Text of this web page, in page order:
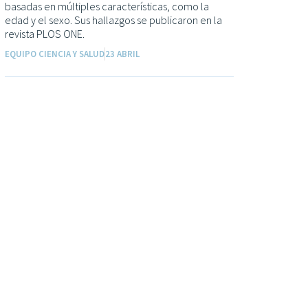
basadas en múltiples características, como la
edad y el sexo. Sus hallazgos se publicaron en la
revista PLOS ONE.
EQUIPO CIENCIA Y SALUD23 ABRIL